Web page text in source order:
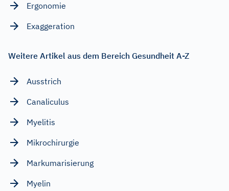
Ergonomie
Exaggeration
Weitere Artikel aus dem Bereich Gesundheit A-Z
Ausstrich
Canaliculus
Myelitis
Mikrochirurgie
Markumarisierung
Myelin